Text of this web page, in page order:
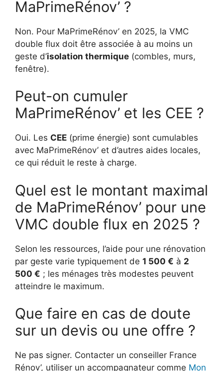
MaPrimeRénov’ ?
Non. Pour MaPrimeRénov’ en 2025, la VMC
double flux doit être associée à au moins un
geste d’isolation thermique (combles, murs,
fenêtre).
Peut-on cumuler
MaPrimeRénov’ et les CEE ?
Oui. Les CEE (prime énergie) sont cumulables
avec MaPrimeRénov’ et d’autres aides locales,
ce qui réduit le reste à charge.
Quel est le montant maximal
de MaPrimeRénov’ pour une
VMC double flux en 2025 ?
Selon les ressources, l’aide pour une rénovation
par geste varie typiquement de 1 500 € à 2
500 € ; les ménages très modestes peuvent
atteindre le maximum.
Que faire en cas de doute
sur un devis ou une offre ?
Ne pas signer. Contacter un conseiller France
Rénov’, utiliser un accompagnateur comme Mon